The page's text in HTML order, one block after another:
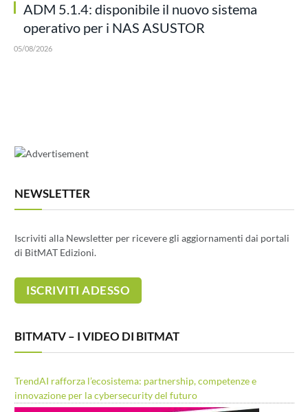
ADM 5.1.4: disponibile il nuovo sistema
operativo per i NAS ASUSTOR
05/08/2026
NEWSLETTER
Iscriviti alla Newsletter per ricevere gli aggiornamenti dai portali
di BitMAT Edizioni.
BITMATV – I VIDEO DI BITMAT
TrendAI rafforza l’ecosistema: partnership, competenze e
innovazione per la cybersecurity del futuro